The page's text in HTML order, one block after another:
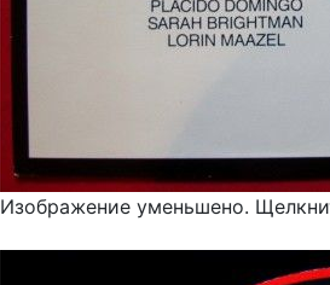
Изображение уменьшено.